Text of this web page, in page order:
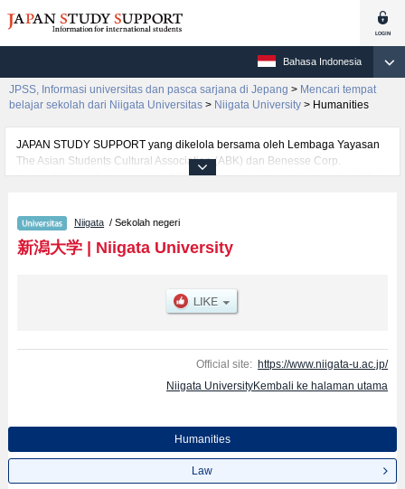
Bahasa Indonesia
JPSS, Informasi universitas dan pasca sarjana di Jepang > Mencari tempat
belajar sekolah dari Niigata Universitas > Niigata University > Humanities
JAPAN STUDY SUPPORT yang dikelola bersama oleh Lembaga Yayasan
The Asian Students Cultural Association (ABK) dan Benesse Corp.
menyediakan informasi sekitar 1300 universitas, pascasarjana, universitas
per fakultas seperti Fakultas HumanitiesatauFakultas LawatauFakultas
Faculty of Economic SciencesatauFakultas ScienceatauFakultas
DentistryatauFakultas EngineeringatauFakultas AgricultureatauFakultas
mancanegara seperti kuota untuk jumlah pendaftar dan jumlah kelulusan
ujian masuk mahasiswa(i) mancanegara, informasi mengenai ujian masuk,
Niigata / Sekolah negeri
新潟大学| Niigata University
Official site: https://www.niigata-u.ac.jp/
Niigata UniversityKembali ke halaman utama
Humanities
Law